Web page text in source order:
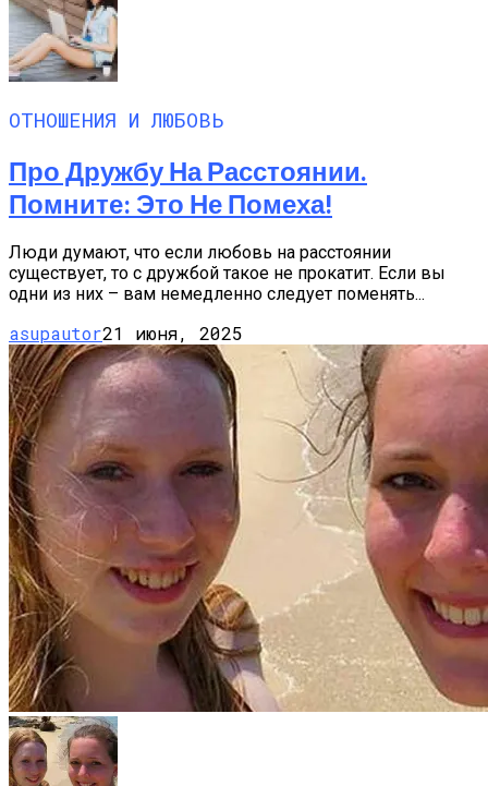
ОТНОШЕНИЯ И ЛЮБОВЬ
Про Дружбу На Расстоянии.
Помните: Это Не Помеха!
Люди думают, что если любовь на расстоянии
существует, то с дружбой такое не прокатит. Если вы
одни из них – вам немедленно следует поменять...
asupautor21 июня, 2025